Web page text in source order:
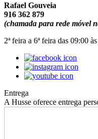
Rafael Gouveia
916 362 879
(chamada para rede móvel
2ª feira a 6ª feira das 09:00
Entrega
A Husse oferece entrega